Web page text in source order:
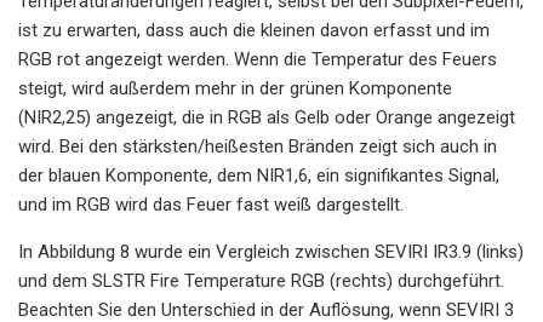
ist zu erwarten, dass auch die kleinen davon erfasst und im
RGB rot angezeigt werden. Wenn die Temperatur des Feuers
steigt, wird außerdem mehr in der grünen Komponente
(NIR2,25) angezeigt, die in RGB als Gelb oder Orange angezeigt
wird. Bei den stärksten/heißesten Bränden zeigt sich auch in
der blauen Komponente, dem NIR1,6, ein signifikantes Signal,
und im RGB wird das Feuer fast weiß dargestellt.
In Abbildung 8 wurde ein Vergleich zwischen SEVIRI IR3.9 (links)
und dem SLSTR Fire Temperature RGB (rechts) durchgeführt.
Beachten Sie den Unterschied in der Auflösung, wenn SEVIRI 3